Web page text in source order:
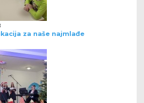
za naše najmlađe